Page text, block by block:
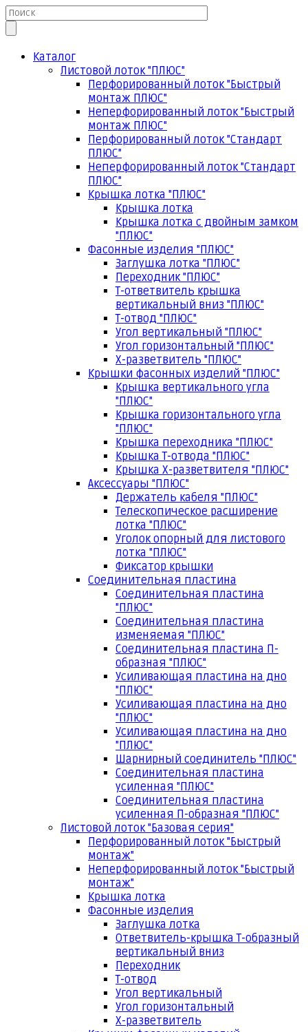
Каталог
Листовой лоток "ПЛЮС"
Перфорированный лоток "Быстрый
монтаж ПЛЮС"
Неперфорированный лоток "Быстрый
монтаж ПЛЮС"
Перфорированный лоток "Стандарт
ПЛЮС"
Неперфорированный лоток "Стандарт
ПЛЮС"
Крышка лотка "ПЛЮС"
Крышка лотка
Крышка лотка с двойным замком
"ПЛЮС"
Фасонные изделия "ПЛЮС"
Заглушка лотка "ПЛЮС"
Переходник "ПЛЮС"
Т-ответвитель крышка
вертикальный вниз "ПЛЮС"
Т-отвод "ПЛЮС"
Угол вертикальный "ПЛЮС"
Угол горизонтальный "ПЛЮС"
Х-разветвитель "ПЛЮС"
Крышки фасонных изделий "ПЛЮС"
Крышка вертикального угла
"ПЛЮС"
Крышка горизонтального угла
"ПЛЮС"
Крышка переходника "ПЛЮС"
Крышка Т-отвода "ПЛЮС"
Крышка Х-разветвителя "ПЛЮС"
Аксессуары "ПЛЮС"
Держатель кабеля "ПЛЮС"
Телескопическое расширение
лотка "ПЛЮС"
Уголок опорный для листового
лотка "ПЛЮС"
Фиксатор крышки
Соединительная пластина
Соединительная пластина
"ПЛЮС"
Соединительная пластина
изменяемая "ПЛЮС"
Соединительная пластина П-
образная "ПЛЮС"
Усиливающая пластина на дно
"ПЛЮС"
Усиливающая пластина на дно
"ПЛЮС"
Усиливающая пластина на дно
"ПЛЮС"
Шарнирный соединитель "ПЛЮС"
Соединительная пластина
усиленная "ПЛЮС"
Соединительная пластина
усиленная П-образная "ПЛЮС"
Листовой лоток "Базовая серия"
Перфорированный лоток "Быстрый
монтаж"
Неперфорированный лоток "Быстрый
монтаж"
Крышка лотка
Фасонные изделия
Заглушка лотка
Ответвитель-крышка Т-образный
вертикальный вниз
Переходник
Т-отвод
Угол вертикальный
Угол горизонтальный
Х-разветвитель